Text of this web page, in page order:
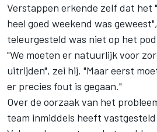
Verstappen erkende zelf dat het
heel goed weekend was
teleurgesteld was niet op het
"We moeten er natuurlijk voor
uitrijden", zei hij. "Maar eerst
er precies fout is gegaan."
Over de oorzaak van het
team inmiddels heeft